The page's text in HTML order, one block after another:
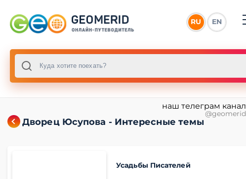
RU EN
Дворец Юсупова - Интересные темы
наш телеграм канал
@geomerid
Усадьбы Писателей